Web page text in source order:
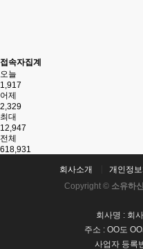
접속자집계
오늘
1,917
어제
2,329
최대
12,947
전체
618,931
회사소개 개인정
Copyright © 소유하
회사명 : 회
주소 : OO도
사업자 등록